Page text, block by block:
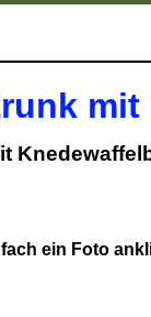
mit
ein Foto